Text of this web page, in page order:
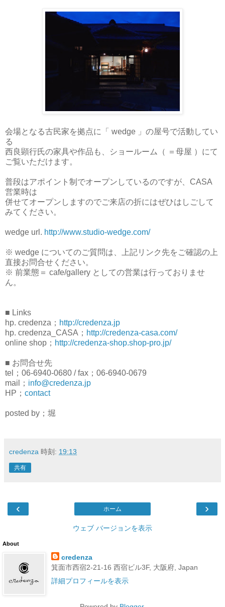
会場となる古民家を拠点に「 wedge 」の屋号で活動してい
る
西良顕行氏の家具や作品も、ショールーム（ ＝母屋 ）にて
ご覧いただけます。
普段はアポイント制でオープンしているのですが、CASA
営業時は
併せてオープンしますのでご来店の折にはぜひはしごして
みてください。
wedge url. http://www.studio-wedge.com/
※ wedge についてのご質問は、上記リンク先をご確認の上
直接お問合せください。
※ 前業態＝ cafe/gallery としての営業は行っておりませ
ん。
■ Links
hp. credenza； http://credenza.jp
hp. credenza_CASA； http://credenza-casa.com/
online shop； http://credenza-shop.shop-pro.jp/
■ お問合せ先
tel；06-6940-0680 / fax；06-6940-0679
mail； info@credenza.jp
HP； contact
posted by；堀
credenza 時刻: 19:13
共有
‹ ›
ホーム
ウェブ バージョンを表示
About
credenza
箕面市西宿2-21-16 西宿ビル3F, 大阪府, Japan
詳細プロフィールを表示